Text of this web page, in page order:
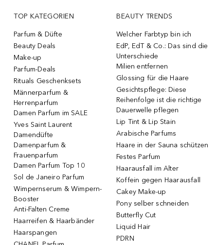
TOP KATEGORIEN
Parfum & Düfte
Beauty Deals
Make-up
Parfum-Deals
Rituals Geschenksets
Männerparfum &
Herrenparfum
Damen Parfum im SALE
Yves Saint Laurent
Damendüfte
Damenparfum &
Frauenparfum
Damen Parfum Top 10
Sol de Janeiro Parfum
Wimpernserum & Wimpern-
Booster
Anti-Falten Creme
Haarreifen & Haarbänder
Haarspangen
BEAUTY TRENDS
Welcher Farbtyp bin ich
EdP, EdT & Co.: Das sind die
Unterschiede
Milien entfernen
Glossing für die Haare
Gesichtspflege: Diese
Reihenfolge ist die richtige
Dauerwelle pflegen
Lip Tint & Lip Stain
Arabische Parfums
Haare in der Sauna schützen
Festes Parfum
Haarausfall im Alter
Koffein gegen Haarausfall
Cakey Make-up
Pony selber schneiden
Butterfly Cut
Liquid Hair
PDRN